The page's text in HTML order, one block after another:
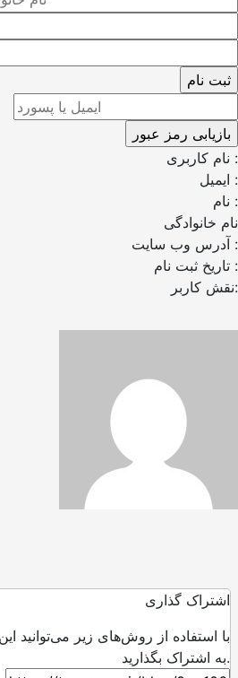
نام کاربری :
ایمیل :
نام :
نام خانوادگی
آدرس وب سایت :
تاریخ ثبت نام :
نقش کاربر:
اشتراک گذاری
با استفاده از روش‌های زیر می‌توانید
به اشتراک بگذارید.